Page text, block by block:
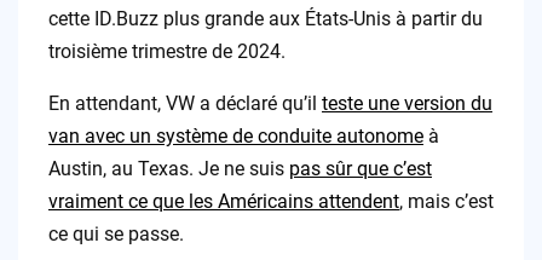
cette ID.Buzz plus grande aux États-Unis à partir du
troisième trimestre de 2024.
En attendant, VW a déclaré qu’il teste une version du
van avec un système de conduite autonomeà
Austin, au Texas. Je ne suis pas sûr que c’est
vraiment ce que les Américains attendent, mais c’est
ce qui se passe.